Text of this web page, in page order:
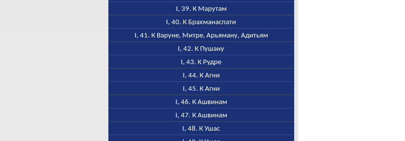
I, 39. К Марутам
I, 40. К Брахманаспати
I, 41. К Варуне, Митре, Арьяману, Адитьям
I, 42. К Пушану
I, 43. К Рудре
I, 44. К Агни
I, 45. К Агни
I, 46. К Ашвинам
I, 47. К Ашвинам
I, 48. К Ушас